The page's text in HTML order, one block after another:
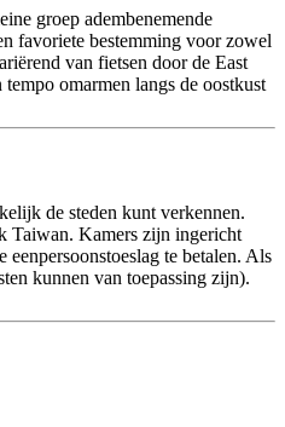
groep adembenemende
favoriete bestemming voor zowel
van fietsen door de East
omarmen langs de oostkust
de steden kunt verkennen.
Taiwan. Kamers zijn ingericht
te betalen. Als
kunnen van toepassing zijn).